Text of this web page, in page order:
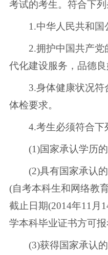
考试的考生。符合下
1.中华人民共和国
2.拥护中国共产党
代化建设服务，品德良
3.身体健康状况符
体检要求。
4.考生必须符合下
(1)国家承认学历的
(2)具有国家承认的
(自考本科生和网络教
截止日期(2014年11月
学本科毕业证书方可报
(3)获得国家承认的